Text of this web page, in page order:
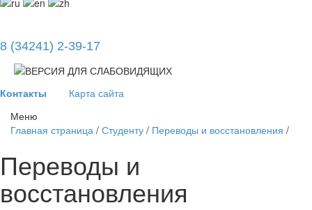
8 (34241) 2-39-17
Контакты Карта сайта
Меню
Главная страница / Студенту / Переводы и восстановления /
Переводы и
восстановления